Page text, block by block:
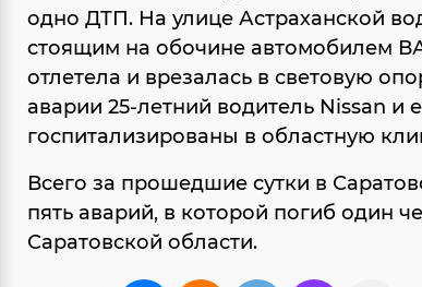
одно ДТП. На улице Астраханской
стоящим на обочине автомобилем
отлетела и врезалась в световую
аварии 25-летний водитель Nissan и
госпитализированы в областную
Всего за прошедшие сутки в
пять аварий, в которой погиб один
Саратовской области.